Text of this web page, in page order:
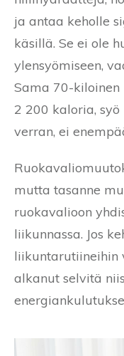
ja antaa keholle
käsillä. Se ei ole
ylensyömiseen,
Sama 70-
2 200 kaloria,
verran, ei
mutta tasanne
ruokavalioon
liikunnassa. Jos
liikuntarutiineihin
alkanut selvitä